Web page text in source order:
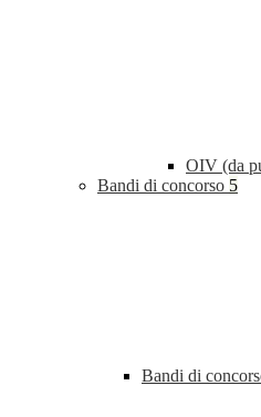
OIV (da
Bandi di concorso 5
Bandi di